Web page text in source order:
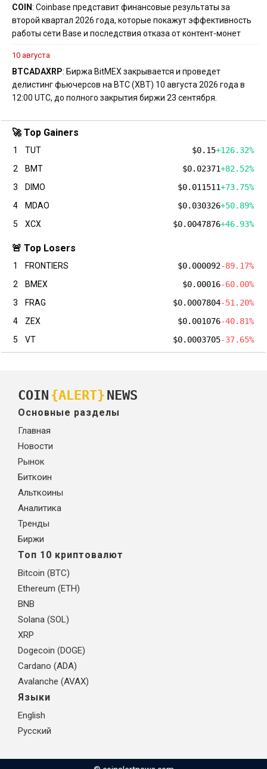
COIN: Coinbase представит финансовые результаты за
второй квартал 2026 года, которые покажут эффективность
работы сети Base и последствия отказа от контент-монет
10 августа
BTCADAXRP: Биржа BitMEX закрывается и проведет
делистинг фьючерсов на BTC (XBT) 10 августа 2026 года в
12:00 UTC, до полного закрытия биржи 23 сентября.
🚀 Top Gainers
1 TUT $0.15+126.32%
2
BMT $0.02371+82.52%
3
DIMO $0.011511+73.75%
4
MDAO $0.030326+50.89%
5
XCX $0.0047876+46.93%
🚨 Top Losers
1 FRONTIERS $0.000092-89.17%
2
BMEX $0.00016-60.00%
3
FRAG $0.0007804-51.20%
4
ZEX $0.001076-40.81%
5
VT $0.0003705-37.65%
COIN {ALERT} NEWS
Основные разделы
Главная
Новости
Рынок
Биткоин
Альткоины
Аналитика
Тренды
Биржи
Топ 10 криптовалют
Bitcoin (BTC)
Ethereum (ETH)
BNB
Solana (SOL)
XRP
Dogecoin (DOGE)
Cardano (ADA)
Avalanche (AVAX)
Языки
English
Русский